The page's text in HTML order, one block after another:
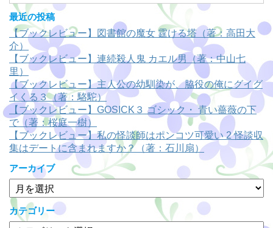
最近の投稿
【ブックレビュー】図書館の魔女 霆ける塔（著：高田大
介）
【ブックレビュー】連続殺人鬼 カエル男（著：中山七
里）
【ブックレビュー】主人公の幼馴染が、脇役の俺にグイグ
イくる３（著：駱駝）
【ブックレビュー】GOSICK３ ゴシック・ 青い薔薇の下
で（著：桜庭一樹）
【ブックレビュー】私の怪談師はポンコツ可愛い 2 怪談収
集はデートに含まれますか？（著：石川扇）
アーカイブ
ア
ー
カ
イ
カテゴリー